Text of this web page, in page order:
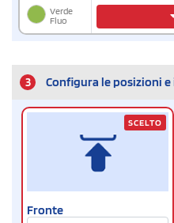
Verde
Fluo
3 Configura le posizioni
Fronte
SCELTO